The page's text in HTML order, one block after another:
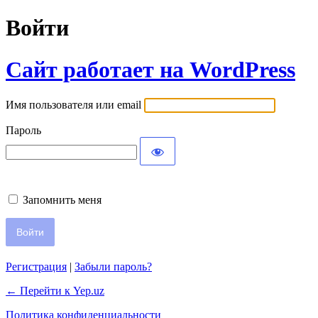
Войти
Сайт работает на WordPress
Имя пользователя или email
Пароль
Запомнить меня
Регистрация | Забыли пароль?
← Перейти к Yep.uz
Политика конфиденциальности